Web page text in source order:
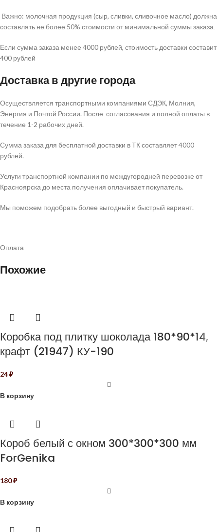
Важно: молочная продукция (сыр, сливки, сливочное масло) должна
составлять не более 50% стоимости от минимальной суммы заказа
Если сумма заказа менее 4000 рублей, стоимость доставки составит
400 рублей
Доставка в другие города
Осуществляется транспортными компаниями СДЭК, Молния,
Энергия и Почтой России. После согласования и полной оплаты в
течение 1-2 рабочих дней.
Сумма заказа для бесплатной доставки в ТК составляет 4000
рублей.
Услуги транспортной компании по междугородней перевозке от
Красноярска до места получения оплачивает покупатель.
Мы поможем подобрать более выгодный и быстрый вариант.
Оплата
Похожие
Коробка под плитку шоколада 180*90*14,
крафт (21947) КУ-190
24₽
В корзину
Короб белый с окном 300*300*300 мм
ForGenika
180₽
В корзину